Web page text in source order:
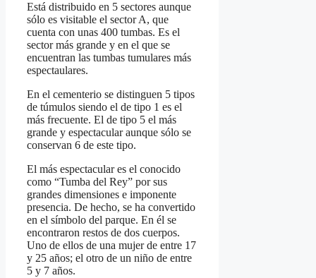
Está distribuido en 5 sectores aunque
sólo es visitable el sector A, que
cuenta con unas 400 tumbas. Es el
sector más grande y en el que se
encuentran las tumbas tumulares más
espectaulares.
En el cementerio se distinguen 5 tipos
de túmulos siendo el de tipo 1 es el
más frecuente. El de tipo 5 el más
grande y espectacular aunque sólo se
conservan 6 de este tipo.
El más espectacular es el conocido
como “Tumba del Rey” por sus
grandes dimensiones e imponente
presencia. De hecho, se ha convertido
en el símbolo del parque. En él se
encontraron restos de dos cuerpos.
Uno de ellos de una mujer de entre 17
y 25 años; el otro de un niño de entre
5 y 7 años.